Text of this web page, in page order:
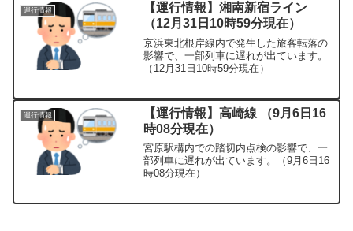
運行情報
【運行情報】湘南新宿ライン
（12月31日10時59分現在）
京浜東北根岸線内で発生した旅客転落の
影響で、一部列車に遅れが出ています。
（12月31日10時59分現在）
運行情報
【運行情報】高崎線 （9月6日16
時08分現在）
宮原駅構内での踏切内点検の影響で、一
部列車に遅れが出ています。（9月6日16
時08分現在）